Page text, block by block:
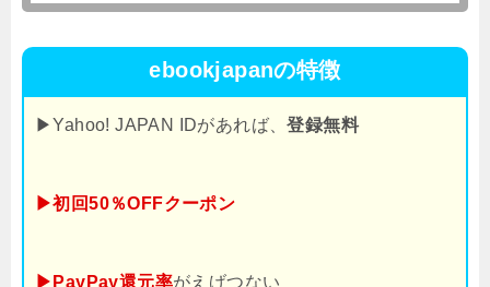
ebookjapanの特徴
▶Yahoo! JAPAN IDがあれば、登録無料
▶初回50％OFFクーポン
▶PayPay還元率がえげつない